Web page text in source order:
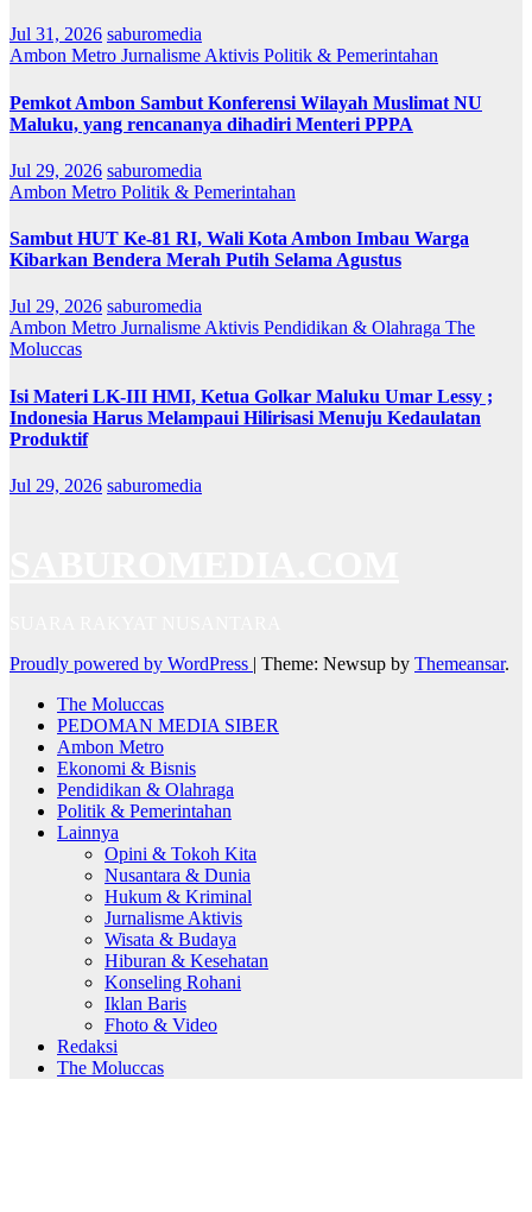
Jul 31, 2026 saburomedia
Ambon Metro Jurnalisme Aktivis Politik & Pemerintahan
Pemkot Ambon Sambut Konferensi Wilayah Muslimat NU
Maluku, yang rencananya dihadiri Menteri PPPA
Jul 29, 2026 saburomedia
Ambon Metro Politik & Pemerintahan
Sambut HUT Ke-81 RI, Wali Kota Ambon Imbau Warga
Kibarkan Bendera Merah Putih Selama Agustus
Jul 29, 2026 saburomedia
Ambon Metro Jurnalisme Aktivis Pendidikan & Olahraga The
Moluccas
Isi Materi LK-III HMI, Ketua Golkar Maluku Umar Lessy ;
Indonesia Harus Melampaui Hilirisasi Menuju Kedaulatan
Produktif
Jul 29, 2026 saburomedia
Proudly powered by WordPress | Theme: Newsup by Themeansar.
The Moluccas
PEDOMAN MEDIA SIBER
Ambon Metro
Ekonomi & Bisnis
Pendidikan & Olahraga
Politik & Pemerintahan
Lainnya
Opini & Tokoh Kita
Nusantara & Dunia
Hukum & Kriminal
Jurnalisme Aktivis
Wisata & Budaya
Hiburan & Kesehatan
Konseling Rohani
Iklan Baris
Fhoto & Video
Redaksi
The Moluccas